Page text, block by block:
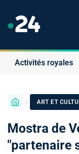
Activités royales
ART ET
Mostra de
"partenaire